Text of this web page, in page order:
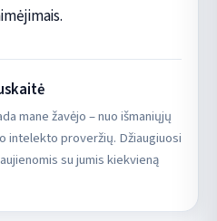
mane žavėjo – nuo išmaniųjų
intelekto proveržių. Džiaugiuosi
su jumis kiekvieną